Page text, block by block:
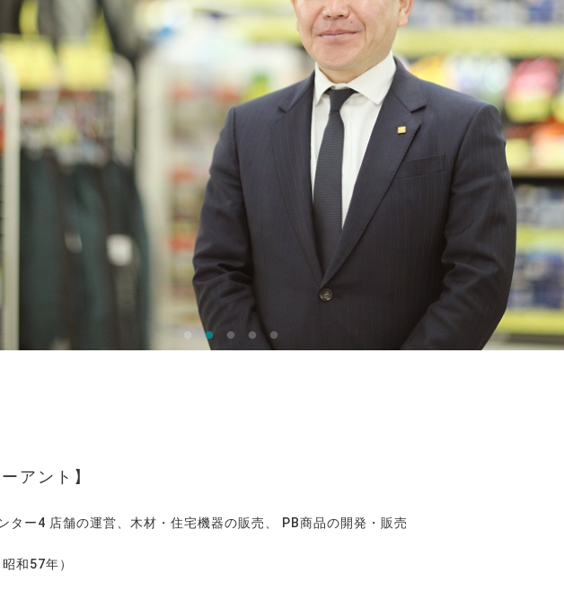
アント
ター4 店舗の運営、木材・住宅機器の販売、 PB商品の開発・販売
和57年）